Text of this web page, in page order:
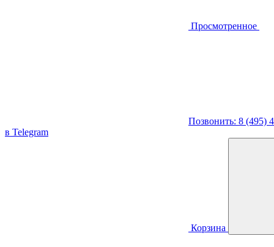
Просмотренное
Позвонить: 8 (495)
в Telegram
Корзина